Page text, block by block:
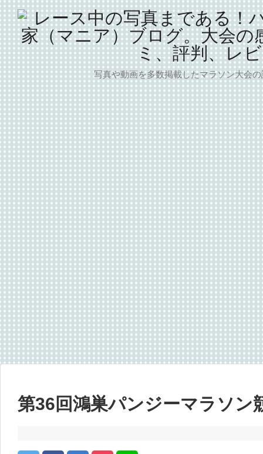
写真や動画を多数掲載したマラソン大会
第36回鴻巣パンジーマラソン